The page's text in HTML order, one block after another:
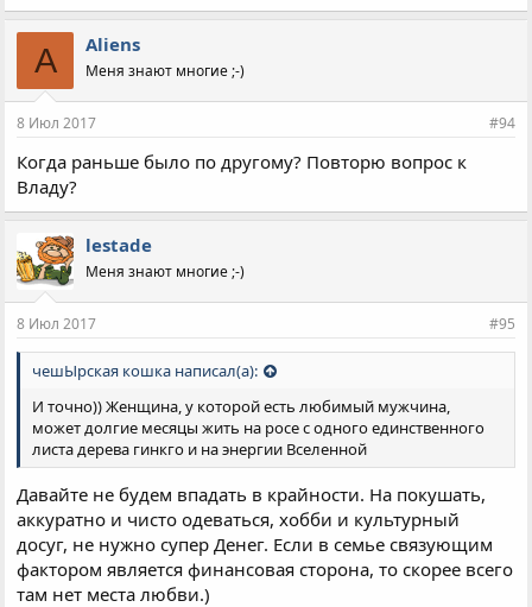
A Aliens
Меня знают многие ;-)
8 Июл 2017 #94
Когда раньше было по другому? Повторю вопрос к
Владу?
lestade
Меня знают многие ;-)
8 Июл 2017 #95
чешЫрская кошка написал(а):
И точно)) Женщина, у которой есть любимый мужчина,
может долгие месяцы жить на росе с одного единственного
листа дерева гинкго и на энергии Вселенной
Давайте не будем впадать в крайности. На покушать,
аккуратно и чисто одеваться, хобби и культурный
досуг, не нужно супер Денег. Если в семье связующим
фактором является финансовая сторона, то скорее всего
там нет места любви.)